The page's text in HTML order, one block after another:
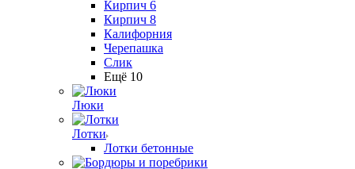
Кирпич 6
Кирпич 8
Калифорния
Черепашка
Слик
Ещё 10
Люки
Лотки
Лотки бетонные